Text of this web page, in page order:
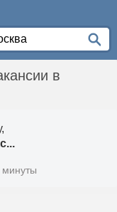
в
минуты